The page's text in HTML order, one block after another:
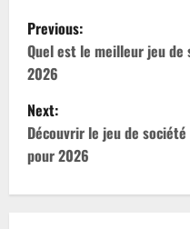
P
o
s
t
n
Previous:
Quel est le meilleur jeu de
2026
Next:
Découvrir le jeu de
pour 2026